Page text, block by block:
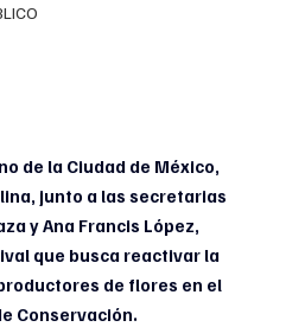
de la Ciudad de México,
junto a las secretarias
y Ana Francis López,
que busca reactivar la
de flores en el
Conservación.